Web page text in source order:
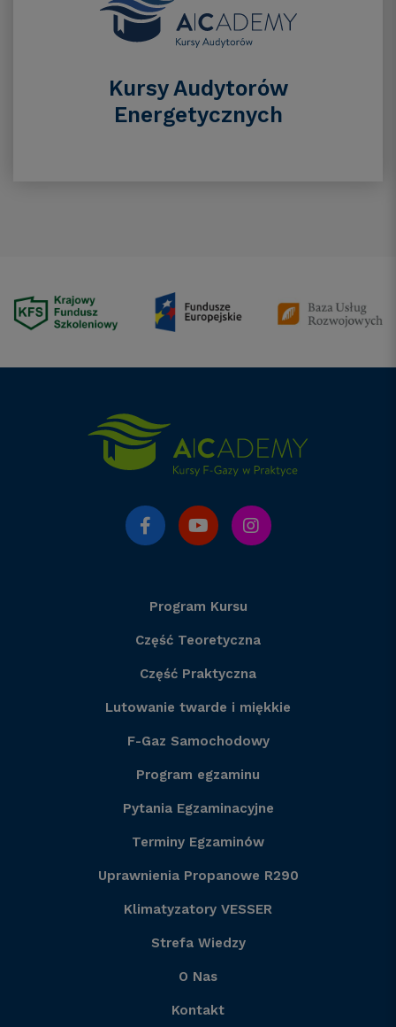
Kursy Audytorów
Energetycznych
Program Kursu
Część Teoretyczna
Część Praktyczna
Lutowanie twarde i miękkie
F-Gaz Samochodowy
Program egzaminu
Pytania Egzaminacyjne
Terminy Egzaminów
Uprawnienia Propanowe R290
Klimatyzatory VESSER
Strefa Wiedzy
O Nas
Kontakt